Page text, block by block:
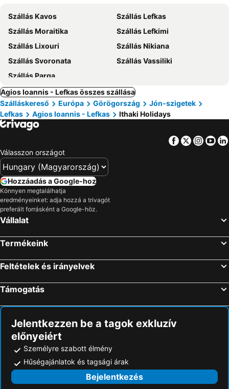
Szállás Kavos
Szállás Lefkas
Szállás Moraitika
Szállás Lefkimi
Szállás Lixouri
Szállás Nikiana
Szállás Svoronata
Szállás Vassiliki
Szállás Parga
Agios Ioannis - Lefkas összes szállása
Szálláskereső
Európa Görögország
Jón-szigetek
Lefkas
Agios Ioannis - Lefkas Ithaki Holidays
Facebook
Twitter
Válasszon országot
Hozzáadás a Google-hoz
Könnyen megtalálhatja
eredményeinket: adja hozzá a trivagót
preferált forrásként a Google-höz.
Vállalat
Termékeink
Feltételek és irányelvek
Támogatás
Jelentkezzen be a tagok exkluzív
előnyeiért
Személyre szabott élmény
Hűségajánlatok és tagsági árak
Bejelentkezés